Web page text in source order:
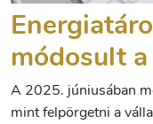
módosult
A 2025. júniusában
mint felpörgetni a